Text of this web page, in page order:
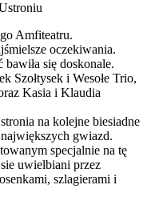
Amfiteatru.
oczekiwania.
się doskonale.
Szołtysek i Wesołe Trio,
Kasia i Klaudia
na kolejne biesiadne
gwiazd.
specjalnie na tę
uwielbiani przez
szlagierami i